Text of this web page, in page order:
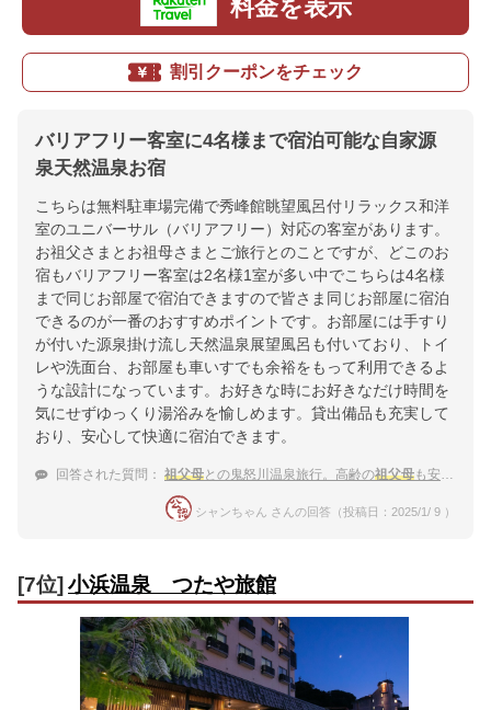
料金を表示
割引クーポンをチェック
バリアフリー客室に4名様まで宿泊可能な自家源
泉天然温泉お宿
こちらは無料駐車場完備で秀峰館眺望風呂付リラックス和洋
室のユニバーサル（バリアフリー）対応の客室があります。
お祖父さまとお祖母さまとご旅行とのことですが、どこのお
宿もバリアフリー客室は2名様1室が多い中でこちらは4名様
まで同じお部屋で宿泊できますので皆さま同じお部屋に宿泊
できるのが一番のおすすめポイントです。お部屋には手すり
が付いた源泉掛け流し天然温泉展望風呂も付いており、トイ
レや洗面台、お部屋も車いすでも余裕をもって利用できるよ
うな設計になっています。お好きな時にお好きなだけ時間を
気にせずゆっくり湯浴みを愉しめます。貸出備品も充実して
おり、安心して快適に宿泊できます。
回答された質問： 祖父母との鬼怒川温泉旅行。高齢の祖父母も安心して泊まることができる宿を教えてください。
シャンちゃん さんの回答（投稿日：2025/1/ 9 ）
[7位] 小浜温泉 つたや旅館